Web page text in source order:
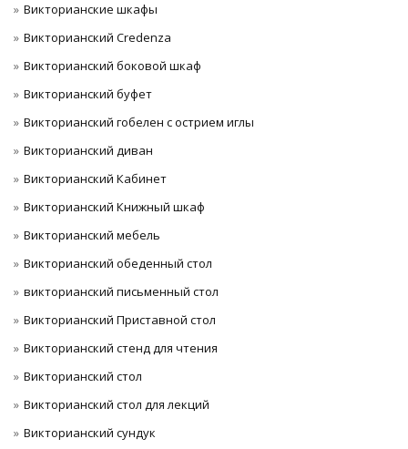
Викторианские шкафы
Викторианский Credenza
Викторианский боковой шкаф
Викторианский буфет
Викторианский гобелен с острием иглы
Викторианский диван
Викторианский Кабинет
Викторианский Книжный шкаф
Викторианский мебель
Викторианский обеденный стол
викторианский письменный стол
Викторианский Приставной стол
Викторианский стенд для чтения
Викторианский стол
Викторианский стол для лекций
Викторианский сундук